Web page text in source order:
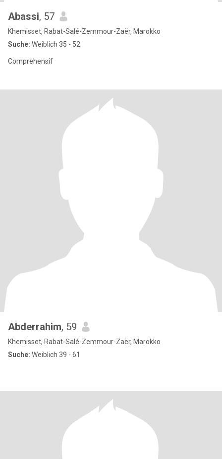
Abassi, 57
Khemisset, Rabat-Salé-Zemmour-Zaër, Marokko
Suche: Weiblich 35 - 52
Comprehensif
Abderrahim, 59
Khemisset, Rabat-Salé-Zemmour-Zaër, Marokko
Suche: Weiblich 39 - 61